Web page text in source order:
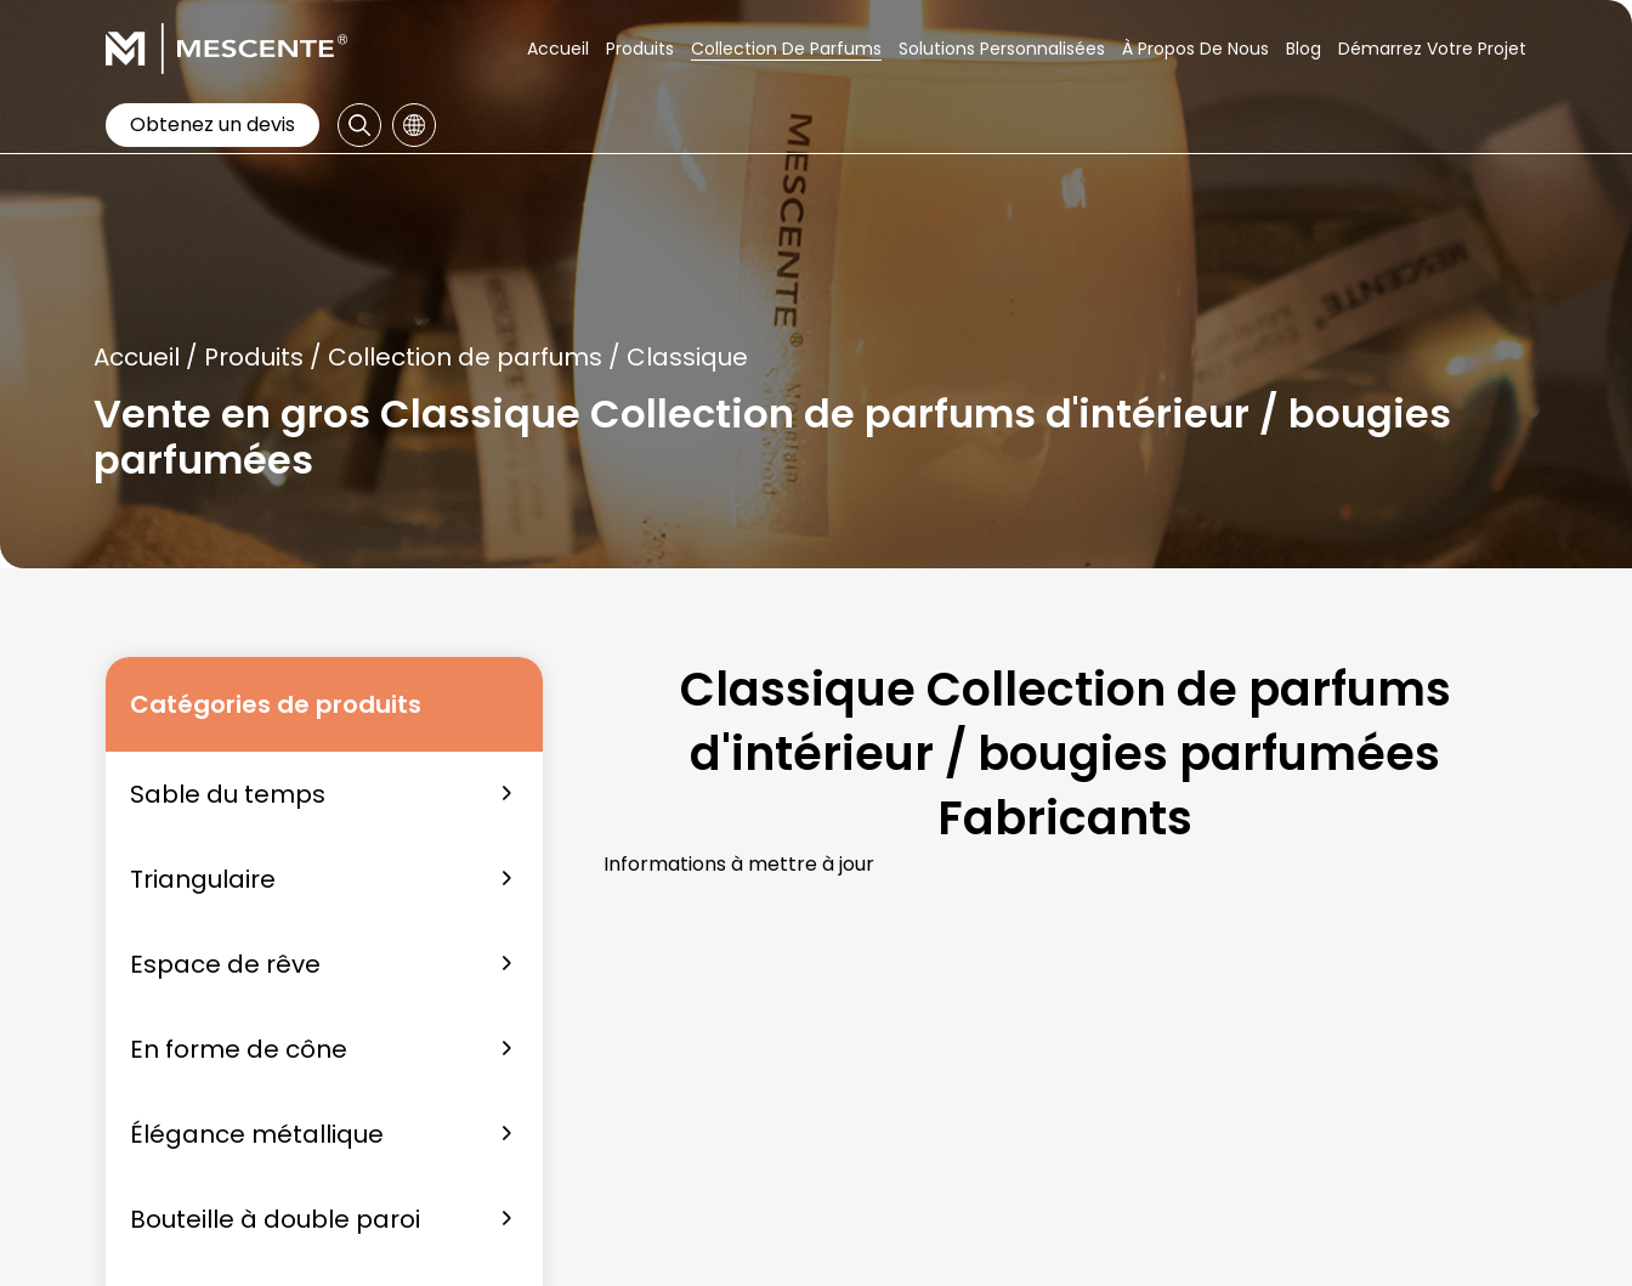
Accueil Produits Collection De Parfums Solutions Personnalisées À Propos De Nous Blog Démarrez Votre Projet
Obtenez un devis
Accueil / Produits / Collection de parfums / Classique
Vente en gros Classique Collection de parfums d'intérieur / bougies
parfumées
Catégories de produits
Sable du temps
Triangulaire
Espace de rêve
En forme de cône
Élégance métallique
Bouteille à double paroi
Classique Collection de parfums
d'intérieur / bougies parfumées
Fabricants
Informations à mettre à jour